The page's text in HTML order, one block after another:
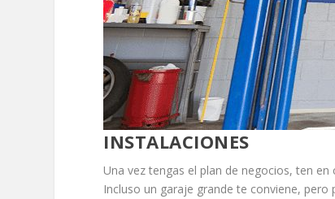
INSTALACIONES
Una vez tengas el plan de negocios, ten
Incluso un garaje grande te conviene,